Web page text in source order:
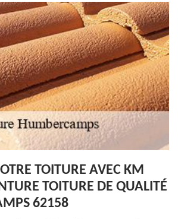
TOITURE AVEC KM
TOITURE DE QUALITÉ
62158